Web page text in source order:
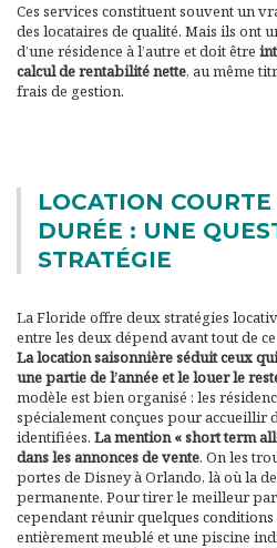
Ces services constituent souvent un
des locataires de qualité. Mais ils ont
d’une résidence à l’autre et doit être
calcul de rentabilité nette, au même
frais de gestion.
LOCATION
DURÉE : UNE
STRATÉGIE
La Floride offre deux stratégies
entre les deux dépend avant tout de
La location saisonnière séduit ceux
une partie de l’année et le louer le
modèle est bien organisé : les
spécialement conçues pour accueillir
identifiées. La mention « short term
dans les annonces de vente. On les
portes de Disney à Orlando, là où la
permanente. Pour tirer le meilleur
cependant réunir quelques
entièrement meublé et une piscine